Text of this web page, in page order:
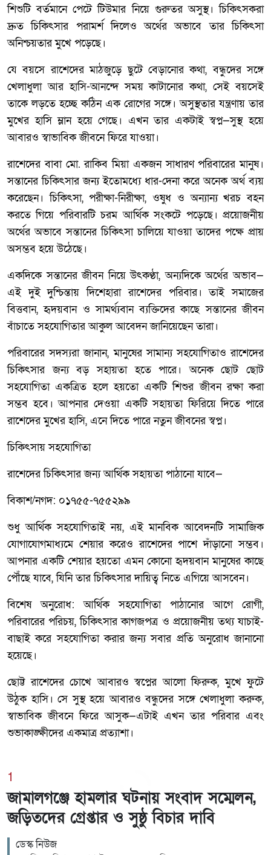
শিশুটি বর্তমানে পেটে টিউমার নিয়ে গুরুতর অসুস্থ। চিকিৎসকরা
দ্রুত চিকিৎসার পরামর্শ দিলেও অর্থের অভাবে তার চিকিৎসা
অনিশ্চয়তার মুখে পড়েছে।
যে বয়সে রাশেদের মাঠজুড়ে ছুটে বেড়ানোর কথা, বন্ধুদের সঙ্গে
খেলাধুলা আর হাসি-আনন্দে সময় কাটানোর কথা, সেই বয়সেই
তাকে লড়তে হচ্ছে কঠিন এক রোগের সঙ্গে। অসুস্থতার যন্ত্রণায় তার
মুখের হাসি ম্লান হয়ে গেছে। এখন তার একটাই স্বপ্ন—সুস্থ হয়ে
আবারও স্বাভাবিক জীবনে ফিরে যাওয়া।
রাশেদের বাবা মো. রাকিব মিয়া একজন সাধারণ পরিবারের মানুষ।
সন্তানের চিকিৎসার জন্য ইতোমধ্যে ধার-দেনা করে অনেক অর্থ ব্যয়
করেছেন। চিকিৎসা, পরীক্ষা-নিরীক্ষা, ওষুধ ও অন্যান্য খরচ বহন
করতে গিয়ে পরিবারটি চরম আর্থিক সংকটে পড়েছে। প্রয়োজনীয়
অর্থের অভাবে সন্তানের চিকিৎসা চালিয়ে যাওয়া তাদের পক্ষে প্রায়
অসম্ভব হয়ে উঠেছে।
একদিকে সন্তানের জীবন নিয়ে উৎকণ্ঠা, অন্যদিকে অর্থের অভাব—
এই দুই দুশ্চিন্তায় দিশেহারা রাশেদের পরিবার। তাই সমাজের
বিত্তবান, হৃদয়বান ও সামর্থ্যবান ব্যক্তিদের কাছে সন্তানের জীবন
বাঁচাতে সহযোগিতার আকুল আবেদন জানিয়েছেন তারা।
পরিবারের সদস্যরা জানান, মানুষের সামান্য সহযোগিতাও রাশেদের
চিকিৎসার জন্য বড় সহায়তা হতে পারে। অনেক ছোট ছোট
সহযোগিতা একত্রিত হলে হয়তো একটি শিশুর জীবন রক্ষা করা
সম্ভব হবে। আপনার দেওয়া একটি সহায়তা ফিরিয়ে দিতে পারে
রাশেদের মুখের হাসি, এনে দিতে পারে নতুন জীবনের স্বপ্ন।
চিকিৎসায় সহযোগিতা
রাশেদের চিকিৎসার জন্য আর্থিক সহায়তা পাঠানো যাবে—
বিকাশ/নগদ: ০১৭৫৫-৭৫৫২৯৯
শুধু আর্থিক সহযোগিতাই নয়, এই মানবিক আবেদনটি সামাজিক
যোগাযোগমাধ্যমে শেয়ার করেও রাশেদের পাশে দাঁড়ানো সম্ভব।
আপনার একটি শেয়ার হয়তো এমন কোনো হৃদয়বান মানুষের কাছে
পৌঁছে যাবে, যিনি তার চিকিৎসার দায়িত্ব নিতে এগিয়ে আসবেন।
বিশেষ অনুরোধ: আর্থিক সহযোগিতা পাঠানোর আগে রোগী,
পরিবারের পরিচয়, চিকিৎসার কাগজপত্র ও প্রয়োজনীয় তথ্য যাচাই-
বাছাই করে সহযোগিতা করার জন্য সবার প্রতি অনুরোধ জানানো
হয়েছে।
ছোট্ট রাশেদের চোখে আবারও স্বপ্নের আলো ফিরুক, মুখে ফুটে
উঠুক হাসি। সে সুস্থ হয়ে আবারও বন্ধুদের সঙ্গে খেলাধুলা করুক,
স্বাভাবিক জীবনে ফিরে আসুক—এটাই এখন তার পরিবার এবং
শুভাকাঙ্ক্ষীদের একমাত্র প্রত্যাশা।
1
জামালগঞ্জে হামলার ঘটনায় সংবাদ সম্মেলন,
জড়িতদের গ্রেপ্তার ও সুষ্ঠু বিচার দাবি
ডেস্ক নিউজ